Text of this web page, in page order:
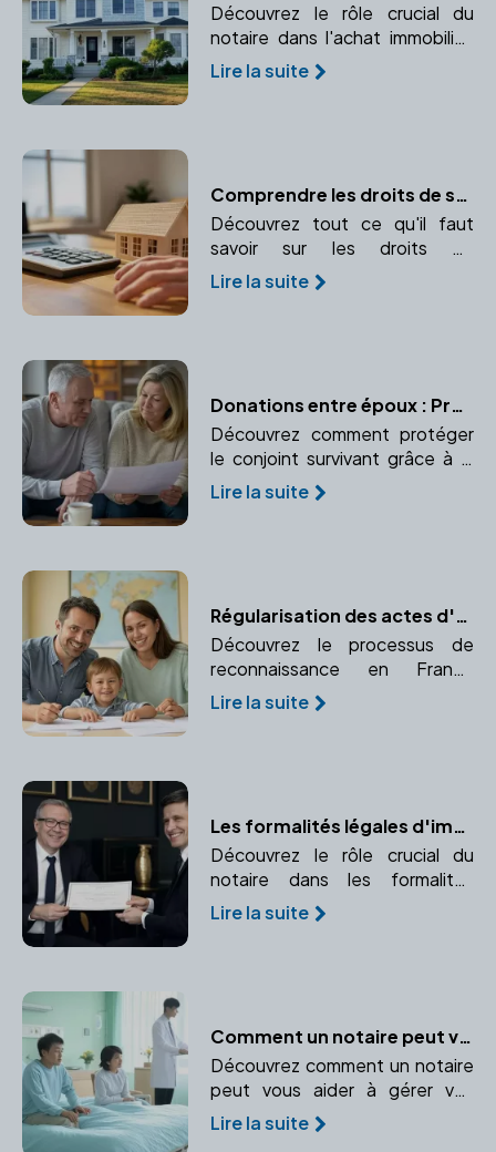
Découvrez le rôle crucial du
notaire dans l'achat immobilier,
de la validation juridique à la
sécurisation de la transaction.
Lire la suite
Comprendre les droits de succession : calcul et paiement
Découvrez tout ce qu'il faut
savoir sur les droits de
succession, leur calcul et leur
paiement. Comprendre
Lire la suite
Donations entre époux : Préserver le conjoint survivant
Découvrez comment protéger
le conjoint survivant grâce à la
donation entre époux ou
donation au dernier vivant.
Lire la suite
Régularisation des actes d'adoption à l'étranger : un guide pratique
Découvrez le processus de
reconnaissance en France
d'une adoption prononcée à
l'étranger. Comprendre la
Lire la suite
Les formalités légales d'immatriculation avec un notaire
Découvrez le rôle crucial du
notaire dans les formalités
d'immatriculation de votre
entreprise. Apprenez comment
Lire la suite
Comment un notaire peut vous aider en cas d'incapacité temporaire
Découvrez comment un notaire
peut vous aider à gérer vos
biens et vos intérêts en cas
d'incapacité temporaire.
Lire la suite